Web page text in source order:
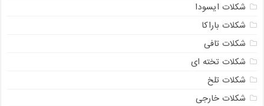
شکلات ایسودا
شکلات باراکا
شکلات تافی
شکلات تخته ای
شکلات تلخ
شکلات خارجی